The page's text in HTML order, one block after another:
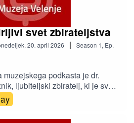
svet zbirateljstva
20. april 2026 | Season 1, Ep.
muzejskega podkasta je dr.
ljubiteljski zbiratelj, ki je svojo
azijskih kultur predstavil na
Vznemirljivi svet
gradu.